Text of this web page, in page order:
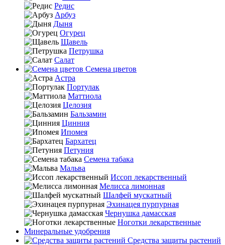
Редис
Арбуз
Дыня
Огурец
Щавель
Петрушка
Салат
Семена цветов
Астра
Портулак
Маттиола
Целозия
Бальзамин
Цинния
Ипомея
Бархатец
Петуния
Семена табака
Мальва
Иссоп лекарственный
Мелисса лимонная
Шалфей мускатный
Эхинацея пурпурная
Чернушка дамасская
Ноготки лекарственные
Минеральные удобрения
Средства защиты растений